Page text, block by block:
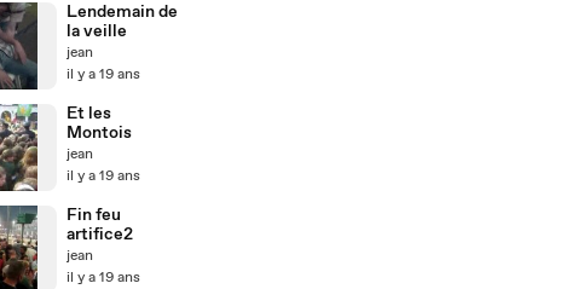
Lendemain de
la veille
jean
il y a 19 ans
Et les
Montois
jean
il y a 19 ans
Fin feu
artifice2
jean
il y a 19 ans